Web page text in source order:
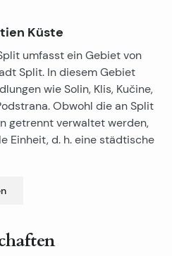
8,2 x 4m und 1,8m tief mit
so dass das Wasser
Massage,
Der Pool wird von 3 bis
Schwimmbad, zwei
Veranda und die Fläche ist
von Steinmauern umgeben,
der Eingang zum Los
Öffnung), und der
Lampen, die reguliert
Küste
umfasst ein Gebiet von
Split. In diesem Gebiet
wie Solin, Klis, Kučine,
Obwohl die an Split
getrennt verwaltet werden,
Einheit, d. h. eine städtische